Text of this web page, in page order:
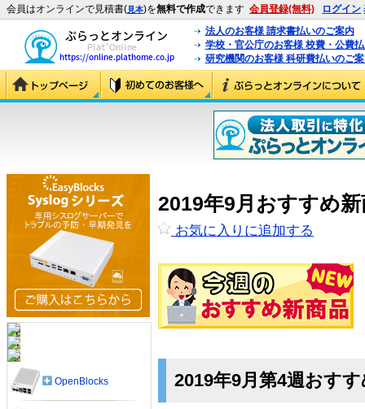
会員はオンラインで見積書(見本)を無料で作成できます 会員登録(無料) ログイン
法人のお客様 請求書払いのご案内
学校・官公庁のお客様 校費・公費
研究機関のお客様 科研費払いのご
2019年9月おすすめ
お気に入りに追加する
2019年9月第4週おす
OpenBlocks